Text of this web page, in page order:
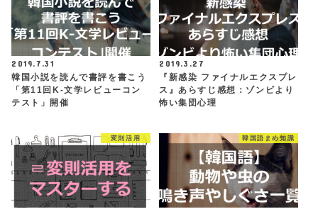
2019.7.31
韓国小説を読んで書評を書こう
「第11回K-文学レビューコン
テスト」開催
2019.3.27
『新感染 ファイナルエクスプレ
ス』あらすじ感想：ゾンビより
怖い集団心理
変則活用 韓国語まめ知識